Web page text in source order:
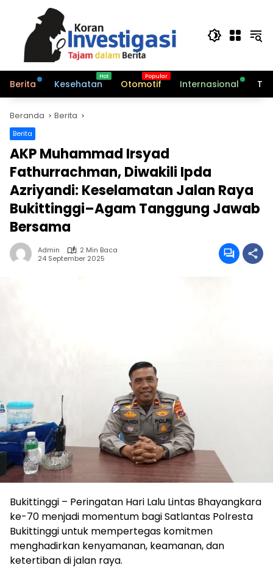
Berita Kesehatan Otomotif Internasional
Beranda Berita
Berita
AKP Muhammad Irsyad
Fathurrachman, Diwakili Ipda
Azriyandi: Keselamatan Jalan Raya
Bukittinggi–Agam Tanggung Jawab
Bersama
Admin
2 Min Baca
24 September 2025
Bukittinggi – Peringatan Hari Lalu Lintas Bhayangkara
ke-70 menjadi momentum bagi Satlantas Polresta
Bukittinggi untuk mempertegas komitmen
menghadirkan kenyamanan, keamanan, dan
ketertiban di jalan raya.